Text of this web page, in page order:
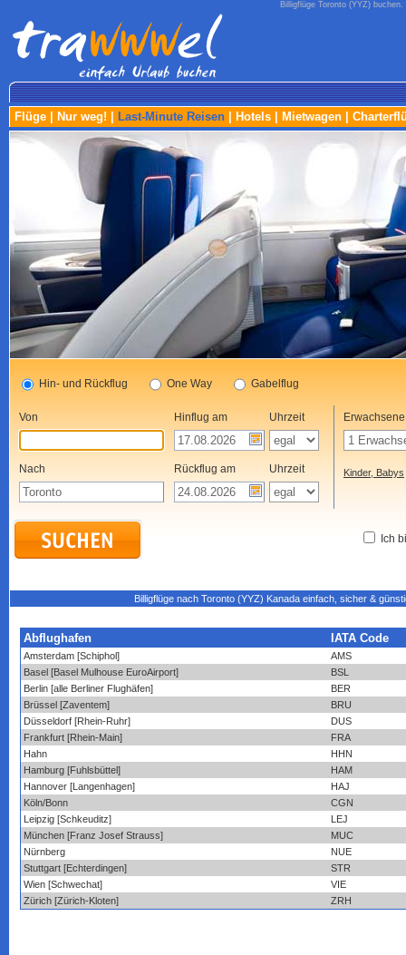
Billigflüge Toronto (YYZ)
Flüge Nur weg! Last-Minute Reisen Hotels Mietwagen
Hin- und Rückflug One Way Gabelflug
Von Hinflug am Uhrzeit
Nach Rückflug am Uhrzeit
Erwachsene
Kinder, Babys
Ich
Billigflüge nach Toronto (YYZ) Kanada einfach, sicher &
Abflughafen IATA Code
Amsterdam [Schiphol]
AMS
Basel [Basel Mulhouse EuroAirport]
BSL
Berlin [alle Berliner Flughäfen]
BER
Brüssel [Zaventem]
BRU
Düsseldorf [Rhein-Ruhr]
DUS
Frankfurt [Rhein-Main]
FRA
Hahn
HHN
Hamburg [Fuhlsbüttel]
HAM
Hannover [Langenhagen]
HAJ
Köln/Bonn
CGN
Leipzig [Schkeuditz]
LEJ
München [Franz Josef Strauss]
MUC
Nürnberg
NUE
Stuttgart [Echterdingen]
STR
Wien [Schwechat]
VIE
Zürich [Zürich-Kloten]
ZRH